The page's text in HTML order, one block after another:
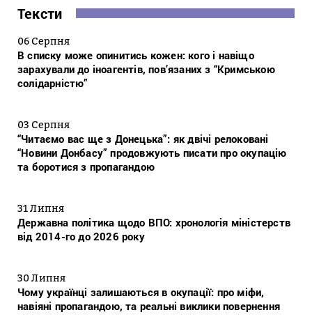
Тексти
06 Серпня
В списку може опинитись кожен: кого і навіщо
зарахували до іноагентів, пов’язаних з “Кримською
солідарністю”
03 Серпня
“Читаємо вас ще з Донецька”: як двічі релоковані
“Новини Донбасу” продовжують писати про окупацію
та боротися з пропагандою
31 Липня
Державна політика щодо ВПО: хронологія міністерств
від 2014-го до 2026 року
30 Липня
Чому українці залишаються в окупації: про міфи,
навіяні пропагандою, та реальні виклики повернення